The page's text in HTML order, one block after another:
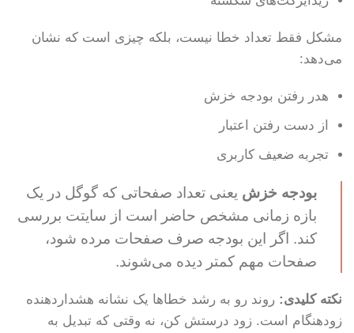
مشکل فقط تعداد خطا نیست، بلکه چیزی است که نشان
می‌دهد:
هدر رفتن بودجه خزش
از دست رفتن اعتبار
تجربه ضعیف کاربری
بودجه خزش یعنی تعداد صفحاتی که گوگل در یک
بازه زمانی مشخص حاضر است از سایتت بررسی
کند. اگر این بودجه صرف صفحات مرده شود،
صفحات مهم کمتر دیده می‌شوند.
نکته کلیدی: روند رو به رشد خطاها یک نشانه هشداردهنده
زودهنگام است. زود درستش کن، نه وقتی که تبدیل به